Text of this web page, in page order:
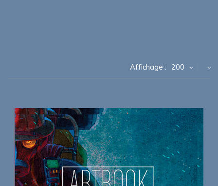
Affichage : 200